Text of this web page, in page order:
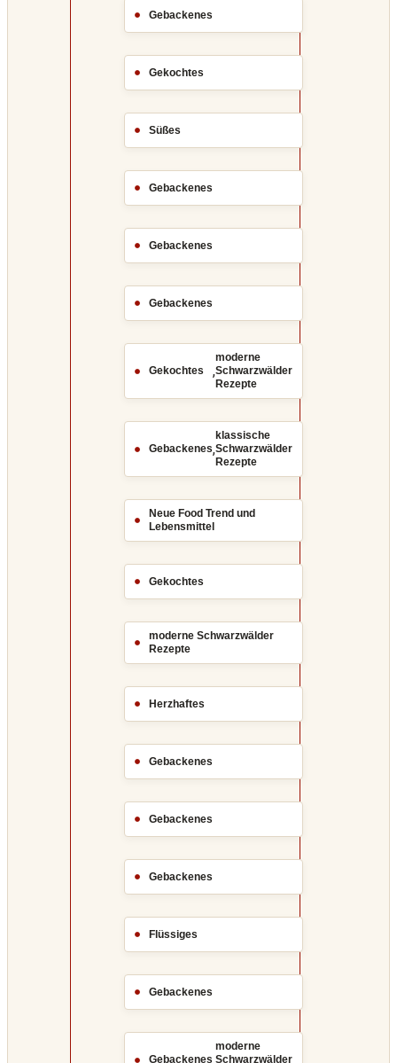
Gebackenes
Gekochtes
Süßes
Gebackenes
Gebackenes
Gebackenes
Gekochtes ,
moderne
Schwarzwälder
Rezepte
Gebackenes,
klassische
Schwarzwälder
Rezepte
Neue Food Trend und
Lebensmittel
Gekochtes
moderne Schwarzwälder
Rezepte
Herzhaftes
Gebackenes
Gebackenes
Gebackenes
Flüssiges
Gebackenes
Gebackenes
moderne
Schwarzwälder